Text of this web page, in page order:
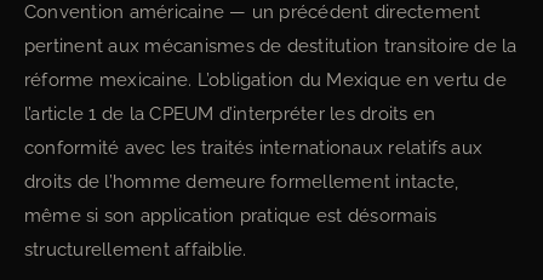
Convention américaine — un précédent directement
pertinent aux mécanismes de destitution transitoire de la
réforme mexicaine. L’obligation du Mexique en vertu de
l’article 1 de la CPEUM d’interpréter les droits en
conformité avec les traités internationaux relatifs aux
droits de l’homme demeure formellement intacte,
même si son application pratique est désormais
structurellement affaiblie.